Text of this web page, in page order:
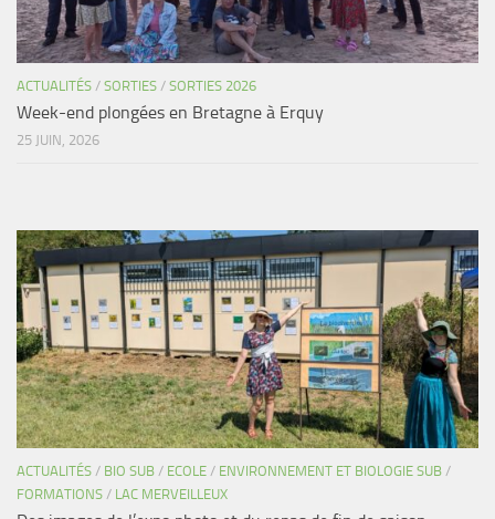
MATERIEL
Section Matériel
Occasions
ACTUALITÉS / SORTIES / SORTIES 2026
Week-end plongées en Bretagne à Erquy
25 JUIN, 2026
ACTUALITÉS / BIO SUB / ECOLE / ENVIRONNEMENT ET BIOLOGIE SUB /
FORMATIONS / LAC MERVEILLEUX